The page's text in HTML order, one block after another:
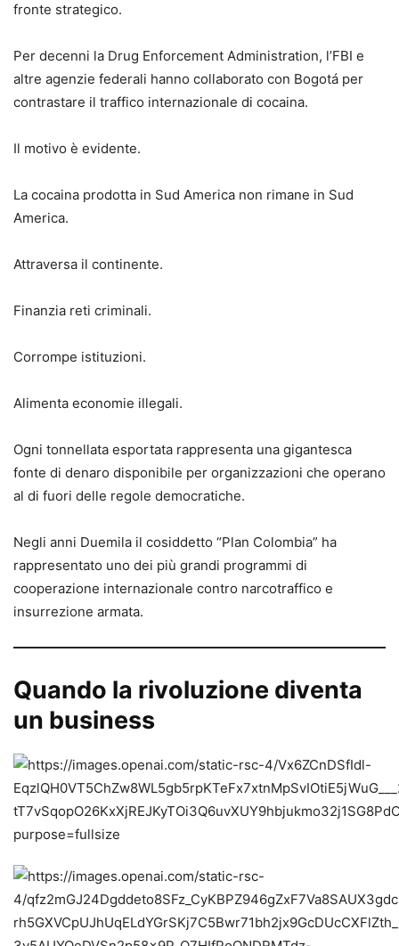
fronte strategico.
Per decenni la Drug Enforcement Administration, l’FBI e
altre agenzie federali hanno collaborato con Bogotá per
contrastare il traffico internazionale di cocaina.
Il motivo è evidente.
La cocaina prodotta in Sud America non rimane in Sud
America.
Attraversa il continente.
Finanzia reti criminali.
Corrompe istituzioni.
Alimenta economie illegali.
Ogni tonnellata esportata rappresenta una gigantesca
fonte di denaro disponibile per organizzazioni che operano
al di fuori delle regole democratiche.
Negli anni Duemila il cosiddetto “Plan Colombia” ha
rappresentato uno dei più grandi programmi di
cooperazione internazionale contro narcotraffico e
insurrezione armata.
Quando la rivoluzione diventa
un business